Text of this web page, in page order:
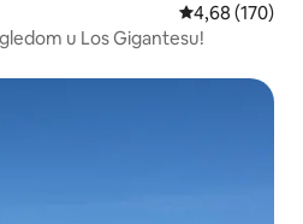
Prosječna
4,68 (170)
u Los Gigantesu!
s oznakom „Odabrali gosti”